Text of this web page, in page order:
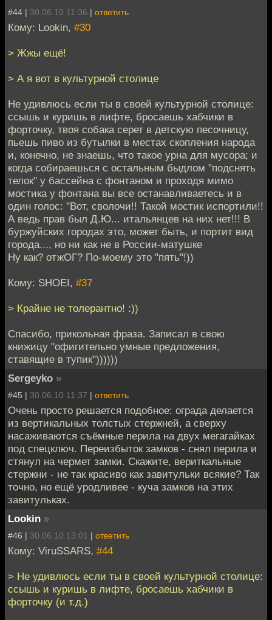
#44 | 30.06.10 11:36 | ответить
Кому: Lookin, #30
> Жжы ещё!
> А я вот в культурной столице
Не удивлюсь если ты в своей культурной столице:
ссышь и куришь в лифте, бросаешь хабчики в
форточку, твоя собака серет в детскую песочницу,
пьешь пиво из бутылки в местах скопления народа
и, конечно, не знаешь, что такое урна для мусора; и
когда собираешься с остальным быдлом "подснять
телок" у бассейна с фонтаном и проходя мимо
мостика у фонтана вы все останавливаетесь и в
один голос: "Вот, сволочи!! Такой мостик испортили!!
А ведь прав был Д.Ю... итальянцев на них нет!!! В
буржуйских городах это, может быть, и портит вид
города..., но ни как не в России-матушке
Ну как? отжОГ? По-моему это "пять"!))
Кому: SHOEI, #37
> Крайне не толерантно! :))
Спасибо, прикольная фраза. Записал в свою
книжицу "офигительно умные предложения,
ставящие в тупик"))))))
Sergeyko »
#45 | 30.06.10 11:37 | ответить
Очень просто решается подобное: ограда делается
из вертикальных толстых стержней, а сверху
насаживаются съёмные перила на двух мегагайках
под спецключ. Переизбыток замков - снял перила и
стянул на чермет замки. Скажите, вериткальные
стержни - не так красиво как завитульки всякие? Так
точно, но ещё уродливее - куча замков на этих
завитульках.
Lookin »
#46 | 30.06.10 13:01 | ответить
Кому: ViruSSARS, #44
> Не удивлюсь если ты в своей культурной столице:
ссышь и куришь в лифте, бросаешь хабчики в
форточку (и т.д.)